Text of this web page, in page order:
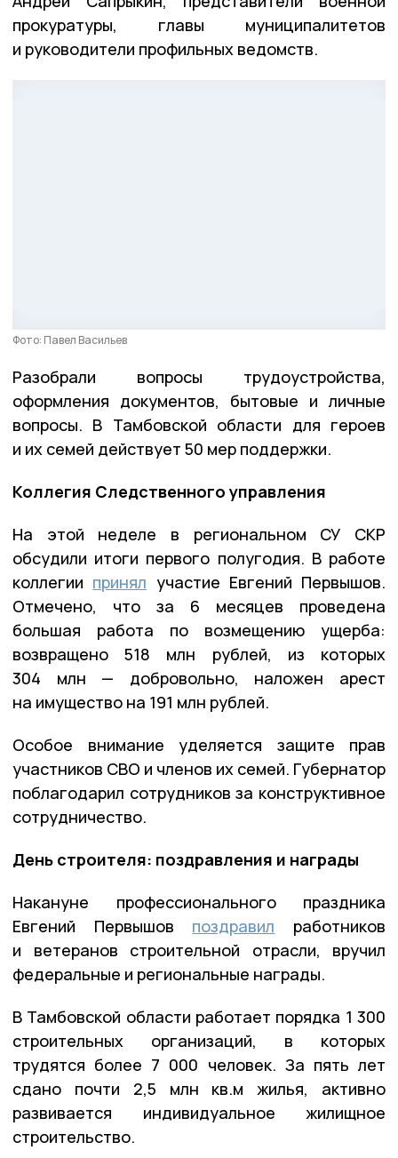
прокуратуры, главы муниципалитетов
и руководители профильных ведомств.
Фото: Павел Васильев
Разобрали вопросы трудоустройства,
оформления документов, бытовые и личные
вопросы. В Тамбовской области для героев
и их семей действует 50 мер поддержки.
Коллегия Следственного управления
На этой неделе в региональном СУ СКР
обсудили итоги первого полугодия. В работе
коллегии принял участие Евгений Первышов.
Отмечено, что за 6 месяцев проведена
большая работа по возмещению ущерба:
возвращено 518 млн рублей, из которых
304 млн — добровольно, наложен арест
на имущество на 191 млн рублей.
Особое внимание уделяется защите прав
участников СВО и членов их семей. Губернатор
поблагодарил сотрудников за конструктивное
сотрудничество.
День строителя: поздравления и награды
Накануне профессионального праздника
Евгений Первышов поздравил работников
и ветеранов строительной отрасли, вручил
федеральные и региональные награды.
В Тамбовской области работает порядка 1 300
строительных организаций, в которых
трудятся более 7 000 человек. За пять лет
сдано почти 2,5 млн кв.м жилья, активно
развивается индивидуальное жилищное
строительство.